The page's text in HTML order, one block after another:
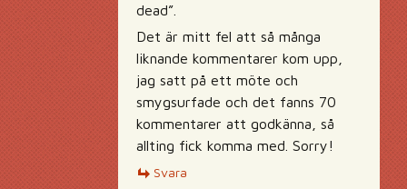
dead”.
Det är mitt fel att så många
liknande kommentarer kom upp,
jag satt på ett möte och
smygsurfade och det fanns 70
kommentarer att godkänna, så
allting fick komma med. Sorry!
Svara